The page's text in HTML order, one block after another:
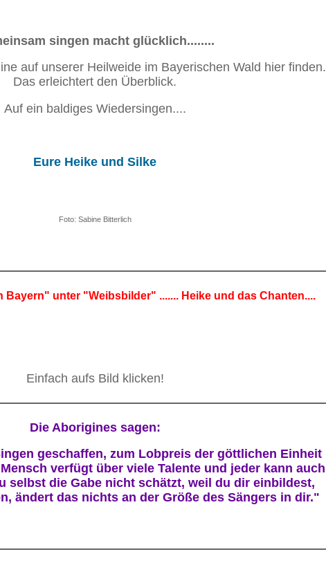
singen macht glücklich........
auf unserer Heilweide im Bayerischen Wald hier finden.
Das erleichtert den Überblick.
Auf ein baldiges Wiedersingen....
Eure Heike und Silke
Foto: Sabine Bitterlich
Bayern" unter "Weibsbilder" ....... Heike und das Chanten....
Einfach aufs Bild klicken!
Die Aborigines sagen:
geschaffen, zum Lobpreis der göttlichen Einheit
verfügt über viele Talente und jeder kann auch
selbst die Gabe nicht schätzt, weil du dir einbildest,
ändert das nichts an der Größe des Sängers in dir."